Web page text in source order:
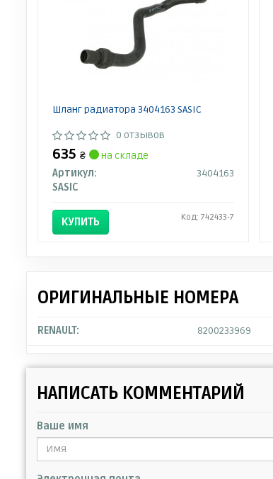
Шланг радиатора 3404163 SASIC
0 отзывов
635 ₴
на складе
Артикул:
3404163
SASIC
КУПИТЬ Код: 742433-7
ОРИГИНАЛЬНЫЕ НОМЕРА
RENAULT: 8200233969
НАПИСАТЬ КОММЕНТАРИЙ
Ваше имя